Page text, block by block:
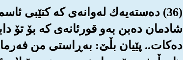
(36) ده‌سته‌یه‌ك له‌وانه‌ی که کتێبی
شادمان ده‌بن به‌و قورئانه‌ی که بۆ تۆ
ده‌کات.. پێیان بڵێ: به‌ڕاستی من